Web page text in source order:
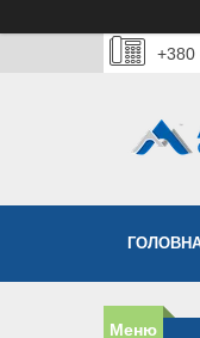
+380